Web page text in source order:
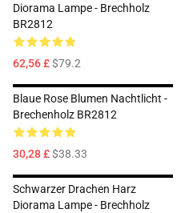
Diorama Lampe - Brechholz
BR2812
62,56 £$79.2
Blaue Rose Blumen Nachtlicht -
Brechenholz BR2812
30,28 £$38.33
Schwarzer Drachen Harz
Diorama Lampe - Brechholz